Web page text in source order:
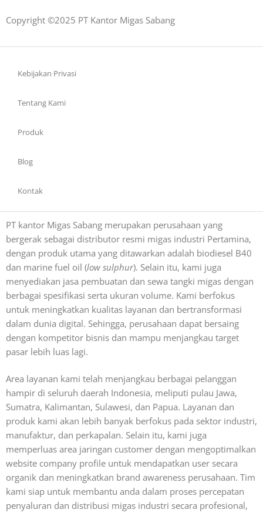
Copyright ©2025 PT Kantor Migas Sabang
Kebijakan Privasi
Tentang Kami
Produk
Blog
Kontak
PT kantor Migas Sabang merupakan perusahaan yang
bergerak sebagai distributor resmi migas industri Pertamina,
dengan produk utama yang ditawarkan adalah biodiesel B40
dan marine fuel oil (low sulphur). Selain itu, kami juga
menyediakan jasa pembuatan dan sewa tangki migas dengan
berbagai spesifikasi serta ukuran volume. Kami berfokus
untuk meningkatkan kualitas layanan dan bertransformasi
dalam dunia digital. Sehingga, perusahaan dapat bersaing
dengan kompetitor bisnis dan mampu menjangkau target
pasar lebih luas lagi.
Area layanan kami telah menjangkau berbagai pelanggan
hampir di seluruh daerah Indonesia, meliputi pulau Jawa,
Sumatra, Kalimantan, Sulawesi, dan Papua. Layanan dan
produk kami akan lebih banyak berfokus pada sektor industri,
manufaktur, dan perkapalan. Selain itu, kami juga
memperluas area jaringan customer dengan mengoptimalkan
website company profile untuk mendapatkan user secara
organik dan meningkatkan brand awareness perusahaan. Tim
kami siap untuk membantu anda dalam proses percepatan
penyaluran dan distribusi migas industri secara profesional,